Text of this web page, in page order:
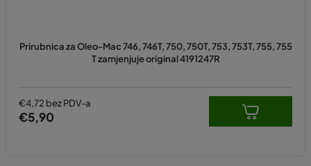
Prirubnica za Oleo-Mac 746, 746T, 750, 750T, 753, 753T, 755, 755
T zamjenjuje original 4191247R
€4,72 bez PDV-a
€5,90